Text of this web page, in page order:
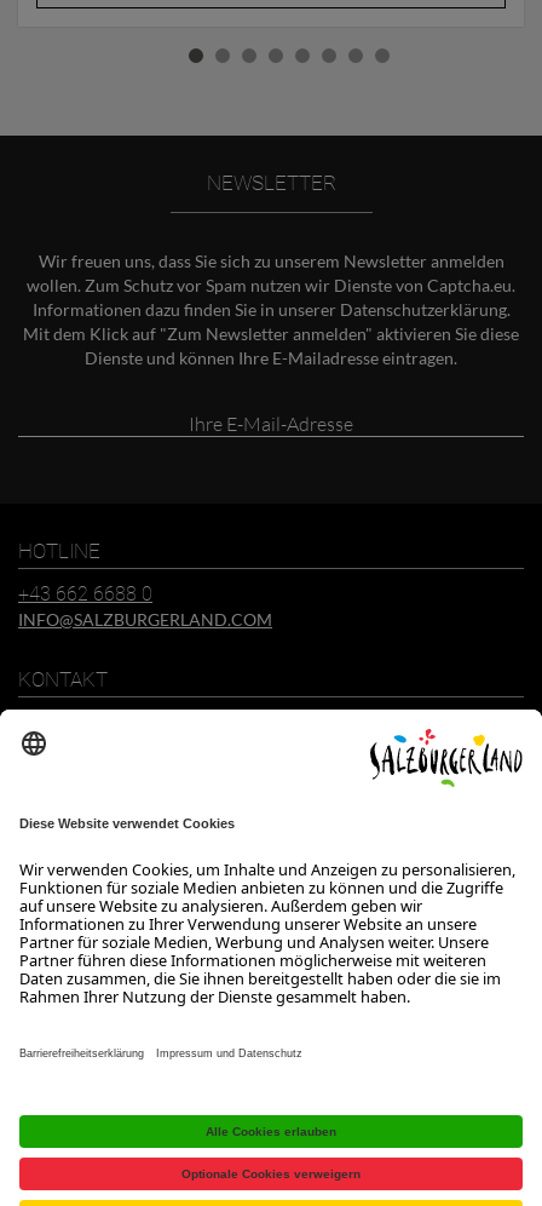
NEWSLETTER
Wir freuen uns, dass Sie sich zu unserem Newsletter anmelden
wollen. Zum Schutz vor Spam nutzen wir Dienste von Captcha.eu.
Informationen dazu finden Sie in unserer Datenschutzerklärung.
Mit dem Klick auf "Zum Newsletter anmelden" aktivieren Sie diese
Dienste und können Ihre E-Mailadresse eintragen.
HOTLINE
+43 662 6688 0
INFO@SALZBURGERLAND.COM
KONTAKT
+43 662 6688 0
ÖFFNUNGSZEITEN
Wir freuen uns auf Ihre Anfrage!
Gerne stehen wir Ihnen von Montag bis Donnerstag von 08:00 bis
Datenschutzerklärung
Barrierefreiheitserklärung B2B
Jobs